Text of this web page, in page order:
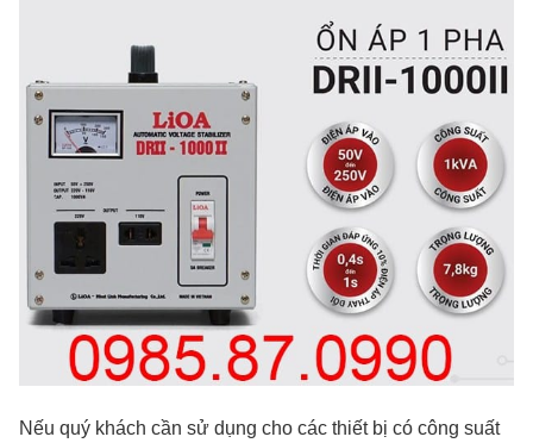
Nếu quý khách cần sử dụng cho các thiết bị có công suất